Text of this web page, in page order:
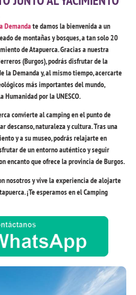
Demandate damos la bienvenida a un
de montañas y bosques, a tan solo 20
de Atapuerca. Gracias a nuestra
(Burgos), podrás disfrutar de la
la Demanda y, al mismo tiempo, acercarte
más importantes del mundo,
por la UNESCO.
convierte al camping en el punto de
descanso, naturaleza y cultura. Tras una
y a su museo, podrás relajarte en
de un entorno auténtico y seguir
encanto que ofrece la provincia de Burgos.
nosotros y vive la experiencia de alojarte
¡Te esperamos en el Camping